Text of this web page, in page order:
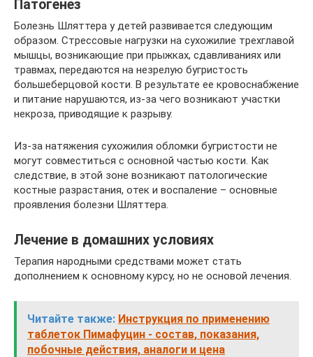
Патогенез
Болезнь Шляттера у детей развивается следующим
образом. Стрессовые нагрузки на сухожилие трехглавой
мышцы, возникающие при прыжках, сдавливаниях или
травмах, передаются на незрелую бугристость
большеберцовой кости. В результате ее кровоснабжение
и питание нарушаются, из-за чего возникают участки
некроза, приводящие к разрыву.
Из-за натяжения сухожилия обломки бугристости не
могут совместиться с основной частью кости. Как
следствие, в этой зоне возникают патологические
костные разрастания, отек и воспаление – основные
проявления болезни Шляттера.
Лечение в домашних условиях
Терапия народными средствами может стать
дополнением к основному курсу, но не основой лечения.
Читайте также: Инструкция по применению
таблеток Пимафуцин - состав, показания,
побочные действия, аналоги и цена